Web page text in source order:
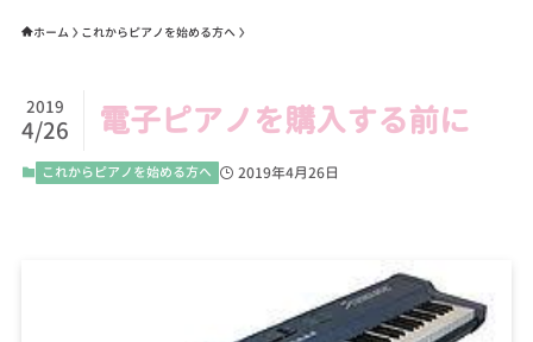
ホーム これからピアノを始める方へ
電子ピアノを購入する前に
2019
4/26
これからピアノを始める方へ 2019年4月26日